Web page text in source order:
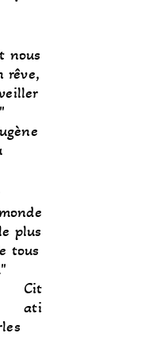
nous
rêve,
plus
tous
Cit
ati